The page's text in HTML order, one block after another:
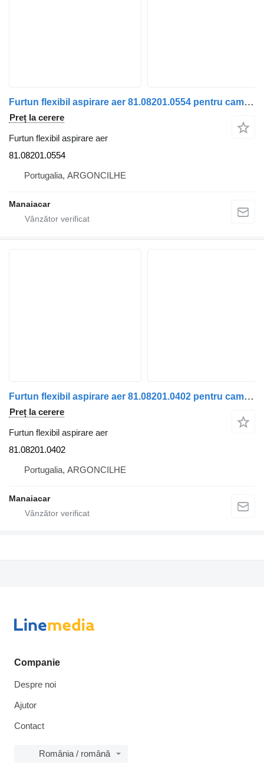
Furtun flexibil aspirare aer 81.08201.0554 pentru camion MAN TGA | 00
Preț la cerere
Furtun flexibil aspirare aer
81.08201.0554
Portugalia, ARGONCILHE
Manaiacar
Furtun flexibil aspirare aer 81.08201.0402 pentru camion MAN TGA | 00
Preț la cerere
Furtun flexibil aspirare aer
81.08201.0402
Portugalia, ARGONCILHE
Manaiacar
Companie
Despre noi
Ajutor
Contact
România / română